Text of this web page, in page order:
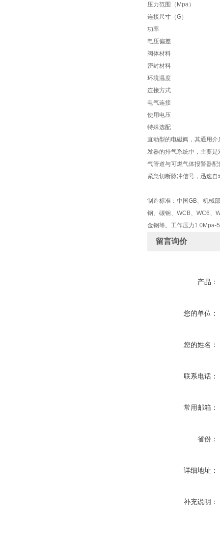
压力范围（Mpa）
连接尺寸（G）
功率
电压偏差
阀体材料
密封材料
环境温度
连接方式
电气连接
使用电压
特殊选配
直动型的电磁阀，其通用
发器的排气系统中，主要
气管道与可燃气体报警器
紧急切断脉冲信号，迅速
制造标准：中国GB、机械
钢、碳钢、WCB、WC6、
金钢等。工作压力
留言询价
产品：
您的单位：
您的姓名：
联系电话：
常用邮箱：
省份：
详细地址：
补充说明：